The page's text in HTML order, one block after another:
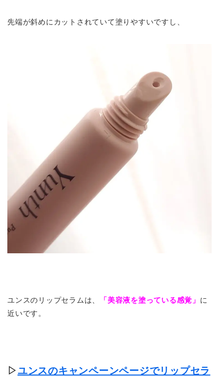
先端が斜めにカットされていて塗りやすいですし、
ユンスのリップセラムは、 「美容液を塗っている感覚」 に
近いです。
▷ユンスのキャンペーンページでリップセラ